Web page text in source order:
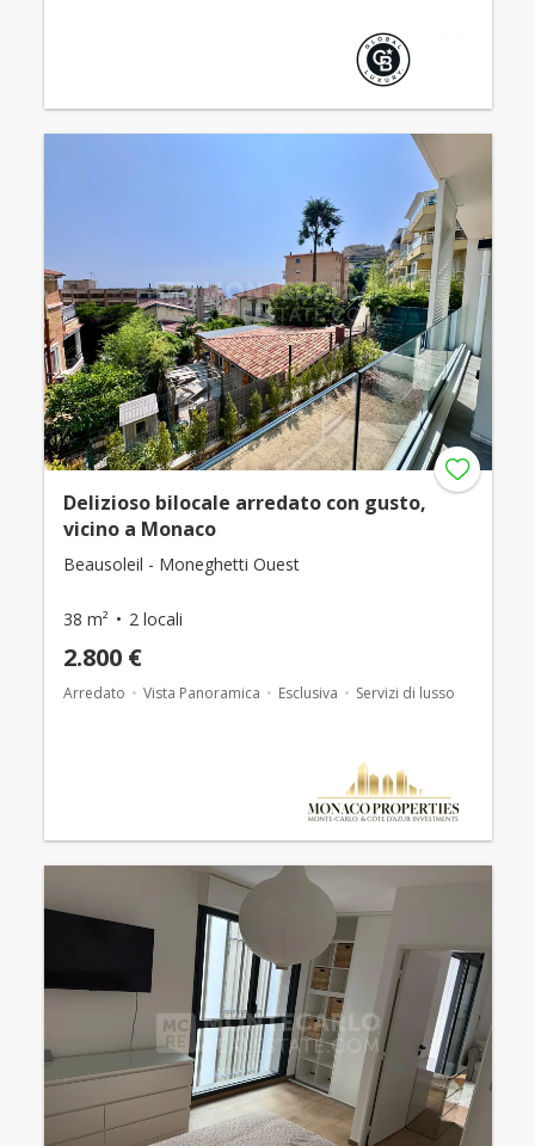
Delizioso bilocale arredato con gusto,
vicino a Monaco
Beausoleil - Moneghetti Ouest
38 m² 2 locali
2.800 €
Arredato Vista Panoramica Esclusiva Servizi di lusso